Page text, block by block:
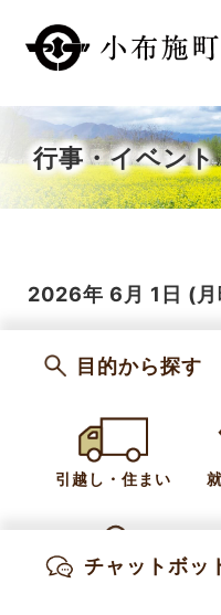
行事・イベント
2026年 6月 1日 (月
目的から探す
引越し・住まい
チャットボッ